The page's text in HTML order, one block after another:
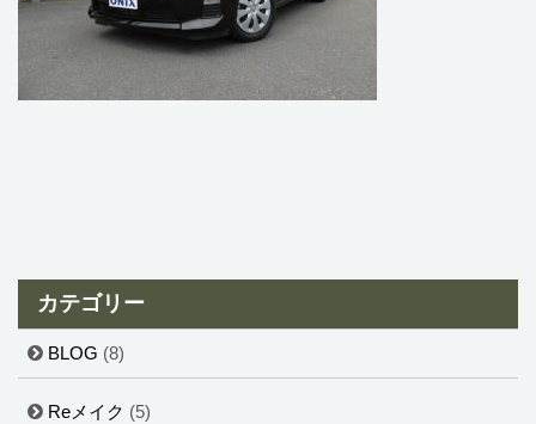
カテゴリー
BLOG (8)
Reメイク (5)